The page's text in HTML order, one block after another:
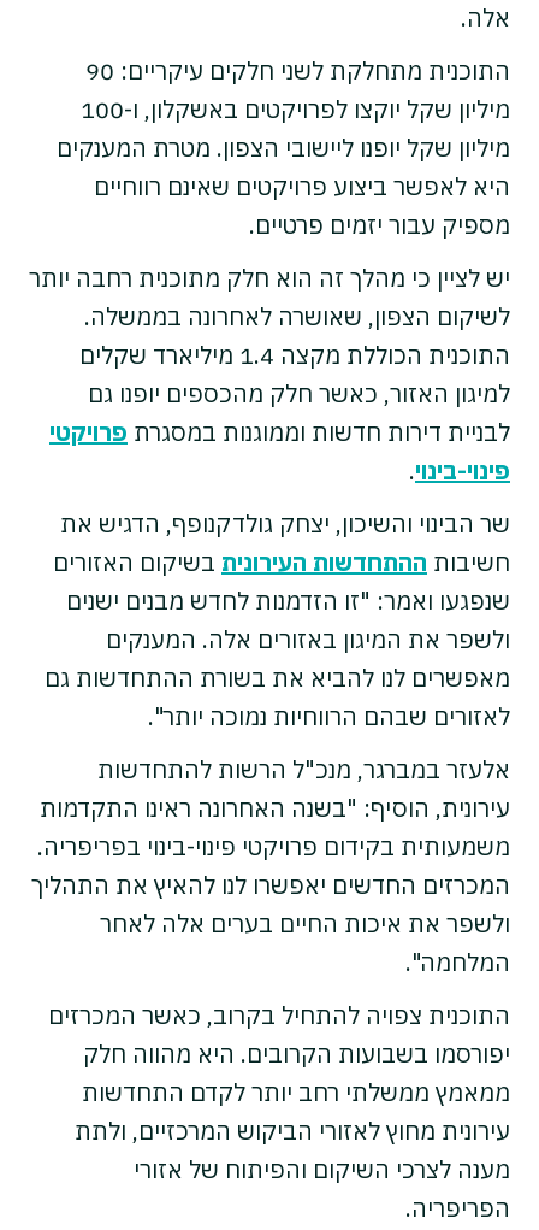
אלה.
התוכנית מתחלקת לשני חלקים עיקריים: 90
מיליון שקל יוקצו לפרויקטים באשקלון, ו-100
מיליון שקל יופנו ליישובי הצפון. מטרת המענקים
היא לאפשר ביצוע פרויקטים שאינם רווחיים
מספיק עבור יזמים פרטיים.
יש לציין כי מהלך זה הוא חלק מתוכנית רחבה יותר
לשיקום הצפון, שאושרה לאחרונה בממשלה.
התוכנית הכוללת מקצה 1.4 מיליארד שקלים
למיגון האזור, כאשר חלק מהכספים יופנו גם
לבניית דירות חדשות וממוגנות במסגרת פרויקטי
פינוי-בינוי.
שר הבינוי והשיכון, יצחק גולדקנופף, הדגיש את
חשיבות ההתחדשות העירונית בשיקום האזורים
שנפגעו ואמר: "זו הזדמנות לחדש מבנים ישנים
ולשפר את המיגון באזורים אלה. המענקים
מאפשרים לנו להביא את בשורת ההתחדשות גם
לאזורים שבהם הרווחיות נמוכה יותר".
אלעזר במברגר, מנכ"ל הרשות להתחדשות
עירונית, הוסיף: "בשנה האחרונה ראינו התקדמות
משמעותית בקידום פרויקטי פינוי-בינוי בפריפריה.
המכרזים החדשים יאפשרו לנו להאיץ את התהליך
ולשפר את איכות החיים בערים אלה לאחר
המלחמה".
התוכנית צפויה להתחיל בקרוב, כאשר המכרזים
יפורסמו בשבועות הקרובים. היא מהווה חלק
ממאמץ ממשלתי רחב יותר לקדם התחדשות
עירונית מחוץ לאזורי הביקוש המרכזיים, ולתת
מענה לצרכי השיקום והפיתוח של אזורי
הפריפריה.